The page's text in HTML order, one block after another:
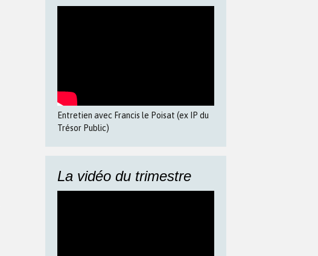
Entretien avec Francis le Poisat (ex IP du
Trésor Public)
La vidéo du trimestre